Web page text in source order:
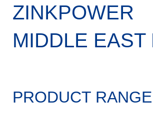
ZINKPOWER
MIDDLE EAST
PRODUCT RANGE